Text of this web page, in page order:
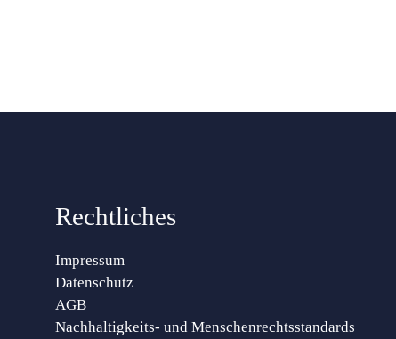
Rechtliches
Impressum
Datenschutz
AGB
Nachhaltigkeits- und Menschenrechtsstandards